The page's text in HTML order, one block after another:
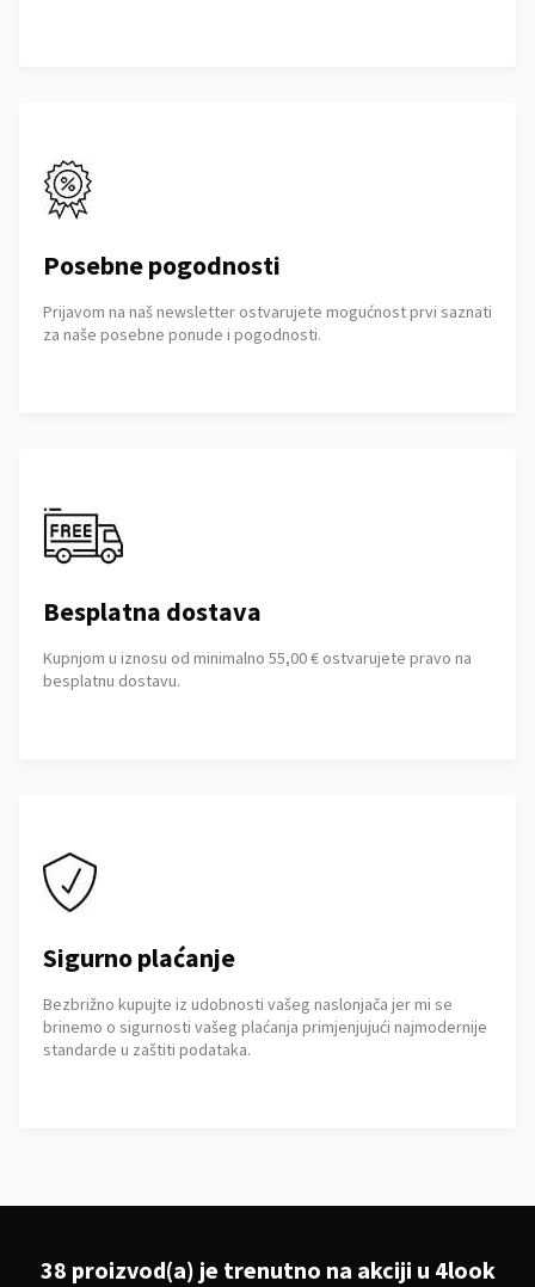
Posebne pogodnosti
Prijavom na naš newsletter ostvarujete mogućnost prvi saznati
za naše posebne ponude i pogodnosti.
Besplatna dostava
Kupnjom u iznosu od minimalno 55,00 € ostvarujete pravo na
besplatnu dostavu.
Sigurno plaćanje
Bezbrižno kupujte iz udobnosti vašeg naslonjača jer mi se
brinemo o sigurnosti vašeg plaćanja primjenjujući najmodernije
standarde u zaštiti podataka.
38 proizvod(a) je trenutno na akciji u 4look